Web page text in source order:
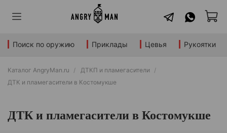
Поиск по оружию Приклады Цевья Рукоятки
Каталог AngryMan.ru
ДТКП и пламегасители
ДТК и пламегасители в Костомукше
ДТК и пламегасители в Костомукше